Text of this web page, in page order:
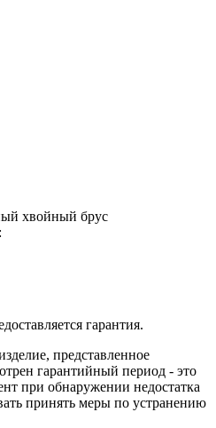
хвойный брус
гарантия.
представленное
гарантийный период - это
при обнаружении недостатка
принять меры по устранению